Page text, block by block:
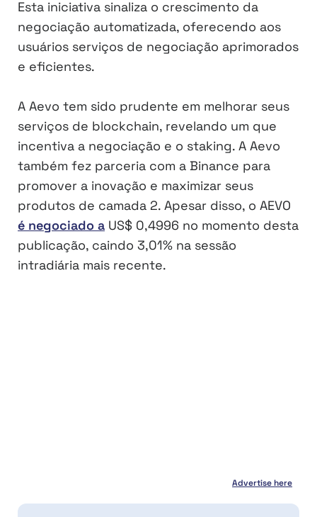
Esta iniciativa sinaliza o crescimento da
negociação automatizada, oferecendo aos
usuários serviços de negociação aprimorados
e eficientes.
A Aevo tem sido prudente em melhorar seus
serviços de blockchain, revelando um que
incentiva a negociação e o staking. A Aevo
também fez parceria com a Binance para
promover a inovação e maximizar seus
produtos de camada 2. Apesar disso, o AEVO
é negociado a US$ 0,4996 no momento desta
publicação, caindo 3,01% na sessão
intradiária mais recente.
Advertise here